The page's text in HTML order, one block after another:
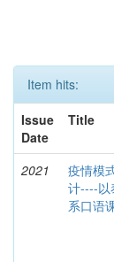
Item hits:
Issue
Date
Title
2021
疫情模
计----以
系口语